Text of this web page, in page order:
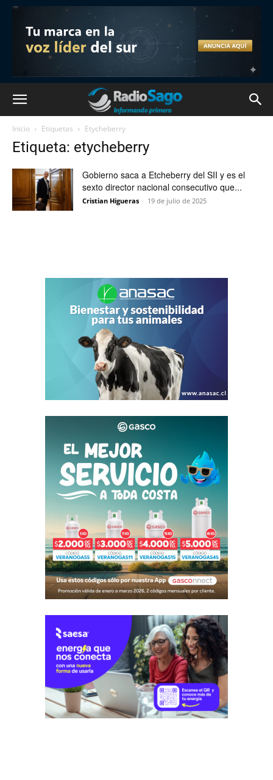
Inicio Etiquetas Etycheberry
Etiqueta: etycheberry
Gobierno saca a Etcheberry del SII y es el
sexto director nacional consecutivo que...
Cristian Higueras - 19 de julio de 2025